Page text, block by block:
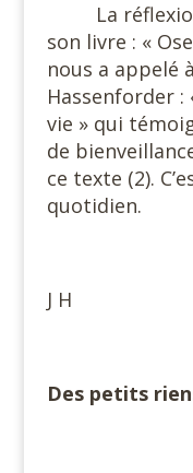
La
son livre : «
nous a appelé
Hassenforder :
vie » qui
de
ce texte (2).
quotidien.
J H
Des petits